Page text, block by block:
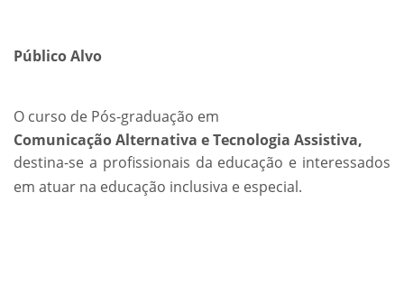
Público Alvo
O curso de Pós-graduação em
Comunicação Alternativa e Tecnologia Assistiva,
destina-se a profissionais da educação e interessados
em atuar na educação inclusiva e especial.